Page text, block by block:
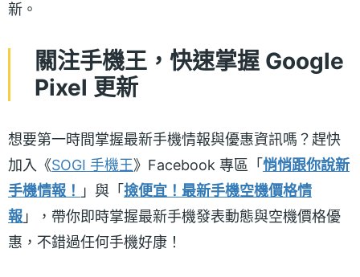
新。
關注手機王，快速掌握 Google
Pixel 更新
想要第一時間掌握最新手機情報與優惠資訊嗎？趕快
加入《SOGI 手機王》Facebook 專區「 悄悄跟你說新
手機情報！ 」與「 撿便宜！最新手機空機價格情
報 」，帶你即時掌握最新手機發表動態與空機價格優
惠，不錯過任何手機好康！